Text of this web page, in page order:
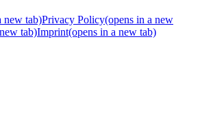
new tab)Privacy Policy(opens in a new
tab)Imprint(opens in a new tab)